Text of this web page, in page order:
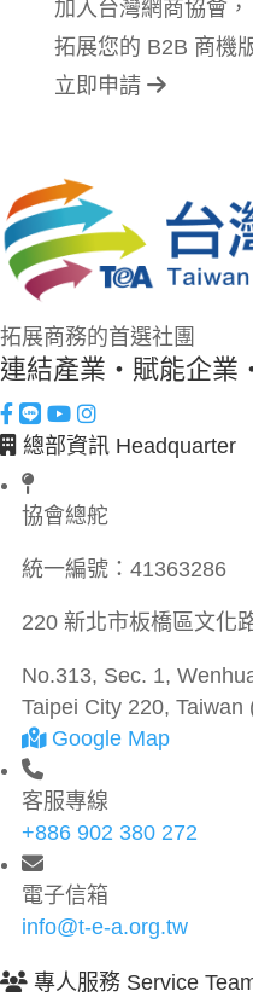
加入台灣網商協會，
拓展您的 B2B 商機
立即申請
拓展商務的首選社團
連結產業・賦能企業
總部資訊 Headquarter
協會總舵
統一編號： 41363286
220 新北市板橋區文化
No.313, Sec. 1,
Taipei City 220, Taiwan
Google Map
客服專線
+886 902 380 272
電子信箱
info@t-e-a.org.tw
專人服務 Service